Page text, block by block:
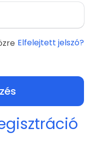
Elfelejtett jelszó?